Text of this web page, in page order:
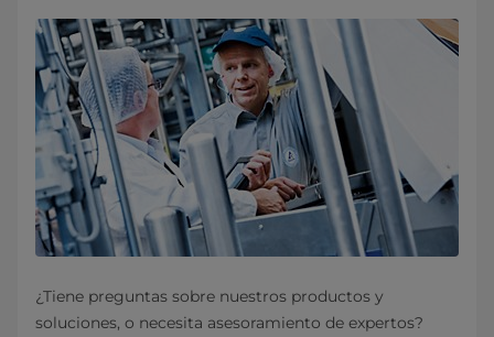
¿Tiene preguntas sobre nuestros productos y
soluciones, o necesita asesoramiento de expertos?